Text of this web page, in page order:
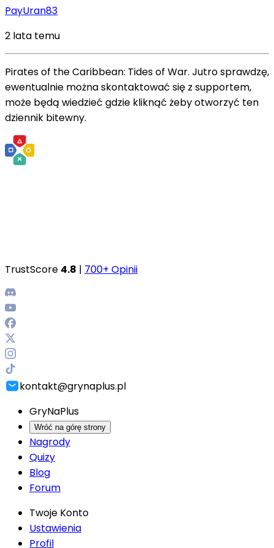
PayUran83
2 lata temu
Pirates of the Caribbean: Tides of War. Jutro sprawdzę,
ewentualnie można skontaktować się z supportem,
może będą wiedzieć gdzie kliknąć żeby otworzyć ten
dziennik bitewny.
TrustScore 4.8 | 700+ Opinii
kontakt@grynaplus.pl
GryNaPlus
Wróć na górę strony
Nagrody
Quizy
Blog
Forum
Twoje Konto
Ustawienia
Profil